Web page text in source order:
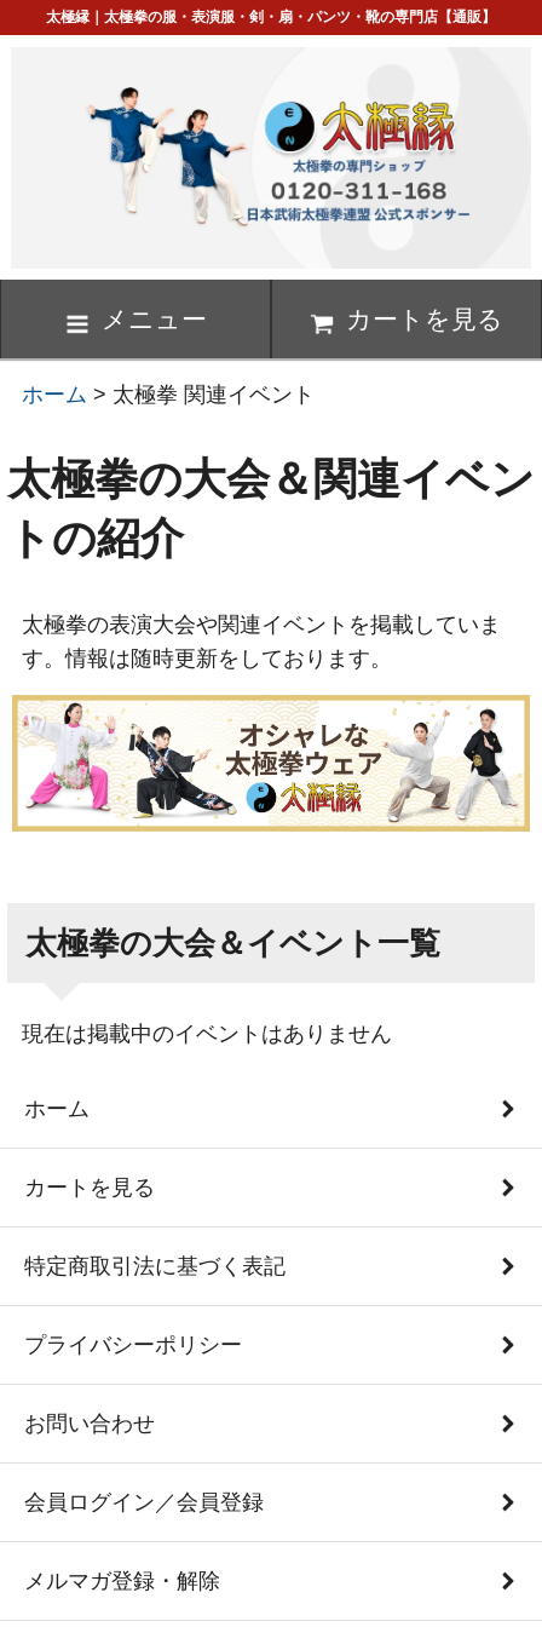
太極縁｜太極拳の服・表演服・剣・扇・パンツ・靴の専門店【通販】
メニュー カートを見る
ホーム > 太極拳 関連イベント
太極拳の大会＆関連イベン
トの紹介
太極拳の表演大会や関連イベントを掲載していま
す。情報は随時更新をしております。
太極拳の大会＆イベント一覧
現在は掲載中のイベントはありません
ホーム
カートを見る
特定商取引法に基づく表記
プライバシーポリシー
お問い合わせ
会員ログイン／会員登録
メルマガ登録・解除